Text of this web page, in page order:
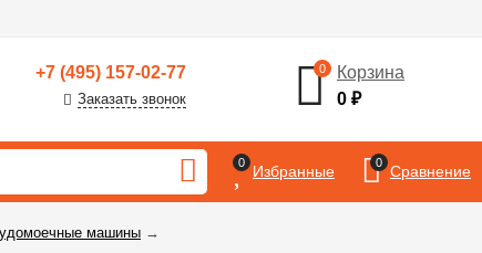
+7 (495) 157-02-77
Заказать звонок
0
Корзина
0₽
0 Избранные 0 Сравнение
машины →